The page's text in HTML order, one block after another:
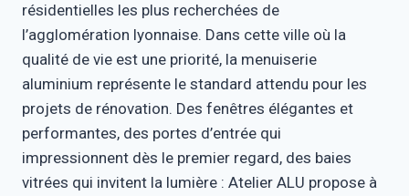
résidentielles les plus recherchées de
l’agglomération lyonnaise. Dans cette ville où la
qualité de vie est une priorité, la menuiserie
aluminium représente le standard attendu pour les
projets de rénovation. Des fenêtres élégantes et
performantes, des portes d’entrée qui
impressionnent dès le premier regard, des baies
vitrées qui invitent la lumière : Atelier ALU propose à